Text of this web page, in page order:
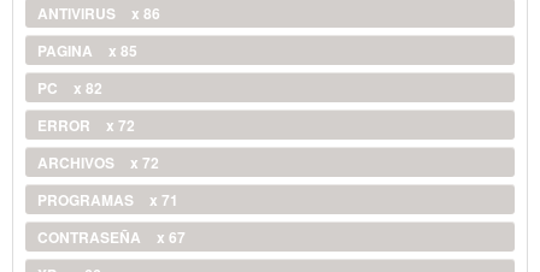
ANTIVIRUS
x 86
PAGINA
x 85
PC
x 82
ERROR
x 72
ARCHIVOS
x 72
PROGRAMAS
x 71
CONTRASEÑA
x 67